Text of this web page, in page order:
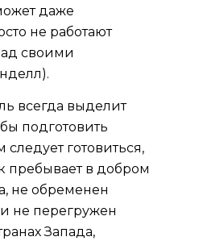
даже
не работают
своими
всегда выделит
подготовить
готовиться,
пребывает в добром
не обременен
не перегружен
Запада,